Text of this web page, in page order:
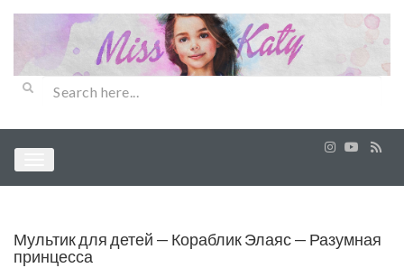
Мультик для детей — Кораблик Элаяс — Разумная
принцесса